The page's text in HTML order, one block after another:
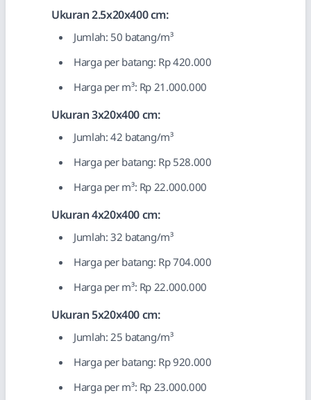
Ukuran 2.5x20x400 cm:
Jumlah: 50 batang/m³
Harga per batang: Rp 420.000
Harga per m³: Rp 21.000.000
Ukuran 3x20x400 cm:
Jumlah: 42 batang/m³
Harga per batang: Rp 528.000
Harga per m³: Rp 22.000.000
Ukuran 4x20x400 cm:
Jumlah: 32 batang/m³
Harga per batang: Rp 704.000
Harga per m³: Rp 22.000.000
Ukuran 5x20x400 cm:
Jumlah: 25 batang/m³
Harga per batang: Rp 920.000
Harga per m³: Rp 23.000.000